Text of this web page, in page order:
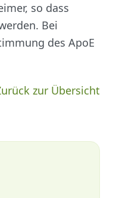
so dass
Bei
des ApoE
zur Übersicht